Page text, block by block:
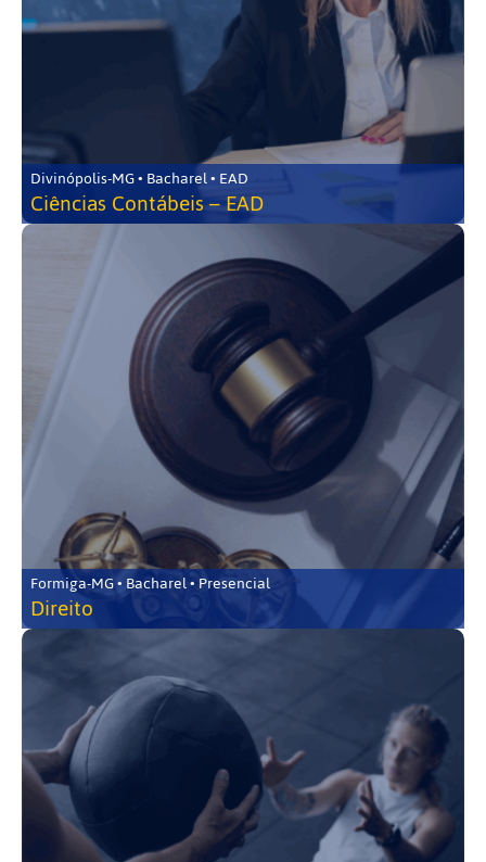
Divinópolis-MG • Bacharel • EAD
Ciências Contábeis – EAD
Formiga-MG • Bacharel • Presencial
Direito